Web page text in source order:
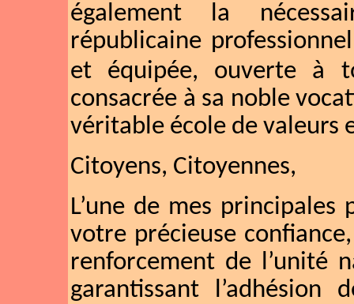
également la
républicaine
et équipée, ouverte à
consacrée à sa noble
véritable école de valeurs
Citoyens, Citoyennes,
L’une de mes principales
votre précieuse
renforcement de l’unité
garantissant l’adhésion